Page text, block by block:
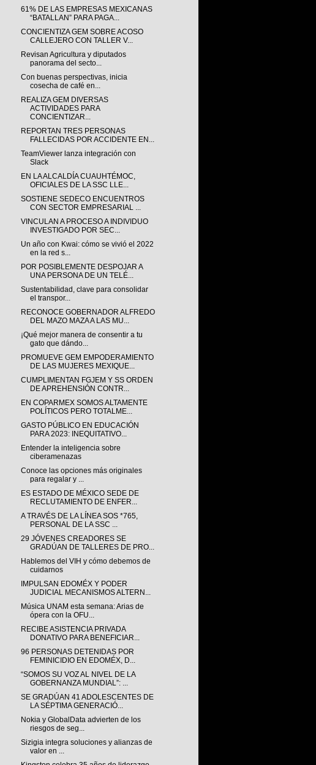
61% DE LAS EMPRESAS MEXICANAS
“BATALLAN” PARA PAGA...
CONCIENTIZA GEM SOBRE ACOSO
CALLEJERO CON TALLER V...
Revisan Agricultura y diputados
panorama del secto...
Con buenas perspectivas, inicia
cosecha de café en...
REALIZA GEM DIVERSAS
ACTIVIDADES PARA
CONCIENTIZAR...
REPORTAN TRES PERSONAS
FALLECIDAS POR ACCIDENTE EN...
TeamViewer lanza integración con
Slack
EN LA ALCALDÍA CUAUHTÉMOC,
OFICIALES DE LA SSC LLE...
SOSTIENE SEDECO ENCUENTROS
CON SECTOR EMPRESARIAL ...
VINCULAN A PROCESO A INDIVIDUO
INVESTIGADO POR SEC...
Un año con Kwai: cómo se vivió el 2022
en la red s...
POR POSIBLEMENTE DESPOJAR A
UNA PERSONA DE UN TELÉ...
Sustentabilidad, clave para consolidar
el transpor...
RECONOCE GOBERNADOR ALFREDO
DEL MAZO MAZA A LAS MU...
¡Qué mejor manera de consentir a tu
gato que dándo...
PROMUEVE GEM EMPODERAMIENTO
DE LAS MUJERES MEXIQUE...
CUMPLIMENTAN FGJEM Y SS ORDEN
DE APREHENSIÓN CONTR...
EN COPARMEX SOMOS ALTAMENTE
POLÍTICOS PERO TOTALME...
GASTO PÚBLICO EN EDUCACIÓN
PARA 2023: INEQUITATIVO...
Entender la inteligencia sobre
ciberamenazas
Conoce las opciones más originales
para regalar y ...
ES ESTADO DE MÉXICO SEDE DE
RECLUTAMIENTO DE ENFER...
A TRAVÉS DE LA LÍNEA SOS *765,
PERSONAL DE LA SSC ...
29 JÓVENES CREADORES SE
GRADÚAN DE TALLERES DE PRO...
Hablemos del VIH y cómo debemos de
cuidarnos
IMPULSAN EDOMÉX Y PODER
JUDICIAL MECANISMOS ALTERN...
Música UNAM esta semana: Arias de
ópera con la OFU...
RECIBE ASISTENCIA PRIVADA
DONATIVO PARA BENEFICIAR...
96 PERSONAS DETENIDAS POR
FEMINICIDIO EN EDOMÉX, D...
“SOMOS SU VOZ AL NIVEL DE LA
GOBERNANZA MUNDIAL”: ...
SE GRADÚAN 41 ADOLESCENTES DE
LA SÉPTIMA GENERACIÓ...
Nokia y GlobalData advierten de los
riesgos de seg...
Sizigia integra soluciones y alianzas de
valor en ...